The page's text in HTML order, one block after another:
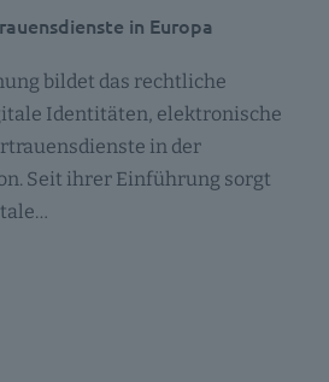
in Europa
bildet das rechtliche
Identitäten, elektronische
in der
Seit ihrer Einführung sorgt